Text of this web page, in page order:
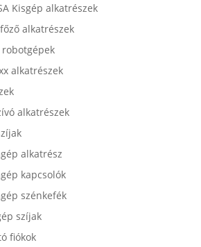
Kisgép alkatrészek
alkatrészek
alkatrészek
alkatrészek
alkatrész
kapcsolók
szénkefék
szíjak
fiókok